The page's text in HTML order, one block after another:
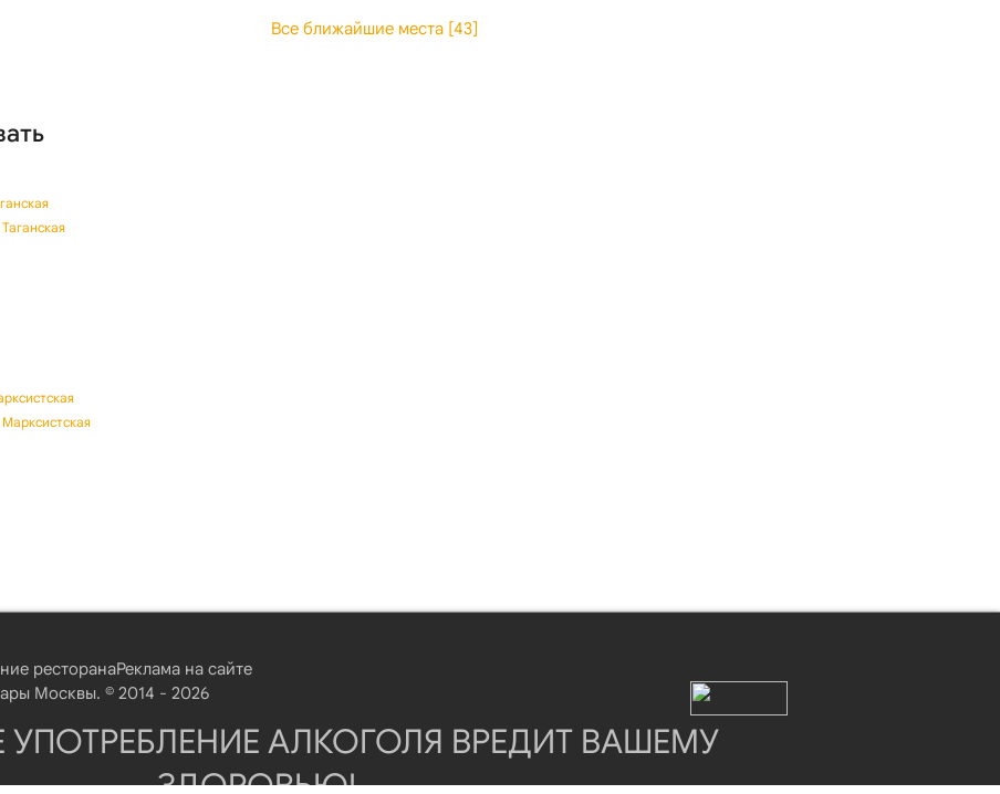
Все ближайшие места [43]
ресторанаРеклама на сайте
Москвы. © 2014 - 2026
УПОТРЕБЛЕНИЕ АЛКОГОЛЯ ВРЕДИТ ВАШЕМУ